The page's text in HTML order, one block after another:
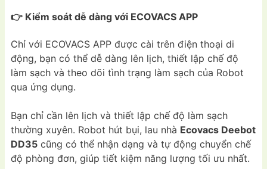
👉 Kiểm soát dễ dàng với ECOVACS APP
Chỉ với ECOVACS APP được cài trên điện thoại di
động, bạn có thể dễ dàng lên lịch, thiết lập chế độ
làm sạch và theo dõi tình trạng làm sạch của Robot
qua ứng dụng.
Bạn chỉ cần lên lịch và thiết lập chế độ làm sạch
thường xuyên. Robot hút bụi, lau nhà Ecovacs Deebot
DD35 cũng có thể nhận dạng và tự động chuyển chế
độ phòng đơn, giúp tiết kiệm năng lượng tối ưu nhất.